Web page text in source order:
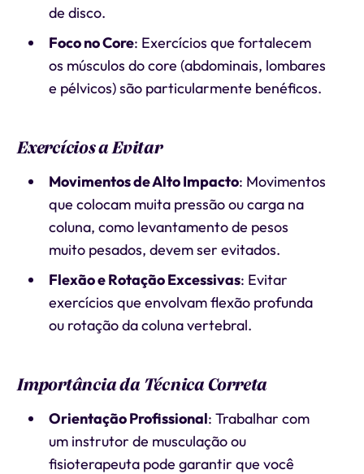
de disco.
Foco no Core: Exercícios que fortalecem
os músculos do core (abdominais, lombares
e pélvicos) são particularmente benéficos.
Exercícios a Evitar
Movimentos de Alto Impacto: Movimentos
que colocam muita pressão ou carga na
coluna, como levantamento de pesos
muito pesados, devem ser evitados.
Flexão e Rotação Excessivas: Evitar
exercícios que envolvam flexão profunda
ou rotação da coluna vertebral.
Importância da Técnica Correta
Orientação Profissional: Trabalhar com
um instrutor de musculação ou
fisioterapeuta pode garantir que você